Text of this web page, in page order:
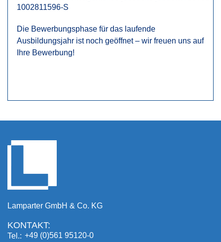
1002811596-S
Die Bewerbungsphase für das laufende
Ausbildungsjahr ist noch geöffnet – wir freuen uns auf
Ihre Bewerbung!
Lamparter GmbH & Co. KG
KONTAKT:
Tel.
+49 (0)561 95120-0